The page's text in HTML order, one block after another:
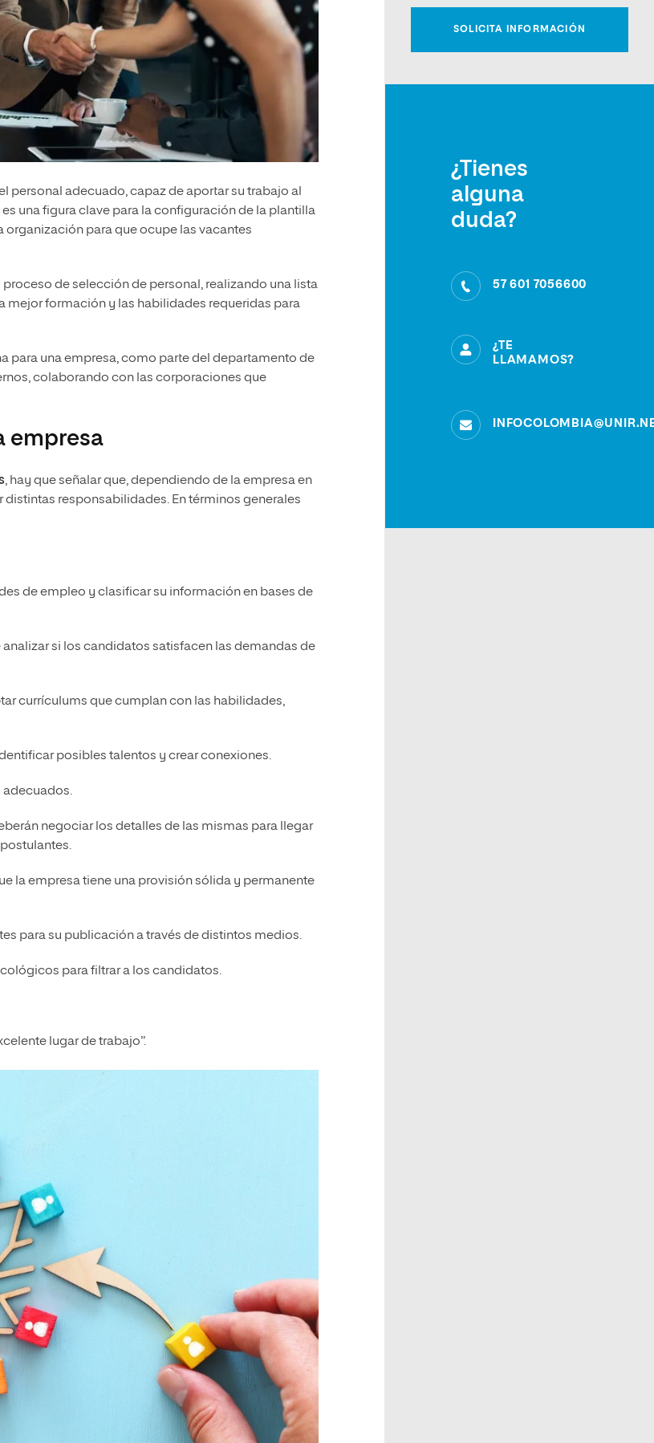
personal adecuado, capaz de aportar su trabajo al
es una figura clave para la configuración de la plantilla
organización para que ocupe las vacantes
de selección de personal, realizando una lista
mejor formación y las habilidades requeridas para
para una empresa, como parte del departamento de
colaborando con las corporaciones que
empresa
, hay que señalar que, dependiendo de la empresa en
responsabilidades. En términos generales
de empleo y clasificar su información en bases de
si los candidatos satisfacen las demandas de
currículums que cumplan con las habilidades,
posibles talentos y crear conexiones.
adecuados.
negociar los detalles de las mismas para llegar
la empresa tiene una provisión sólida y permanente
para su publicación a través de distintos medios.
para filtrar a los candidatos.
lugar de trabajo”.
¿Tienes
alguna
duda?
57 601 7056600
¿TE
LLAMAMOS?